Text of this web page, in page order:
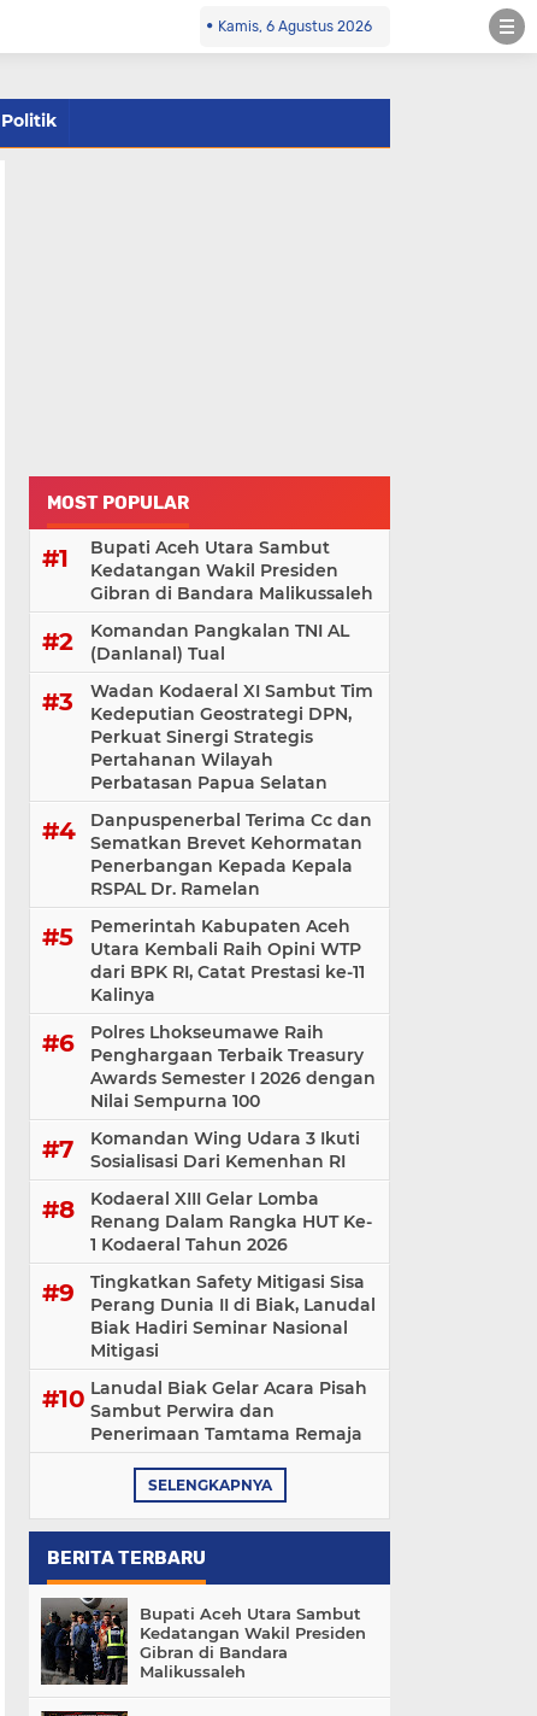
Kamis, 6 Agustus 2026
Politik
MOST POPULAR
Bupati Aceh Utara Sambut
Kedatangan Wakil Presiden
Gibran di Bandara Malikussaleh
Komandan Pangkalan TNI AL
(Danlanal) Tual
Wadan Kodaeral XI Sambut Tim
Kedeputian Geostrategi DPN,
Perkuat Sinergi Strategis
Pertahanan Wilayah
Perbatasan Papua Selatan
Danpuspenerbal Terima Cc dan
Sematkan Brevet Kehormatan
Penerbangan Kepada Kepala
RSPAL Dr. Ramelan
Pemerintah Kabupaten Aceh
Utara Kembali Raih Opini WTP
dari BPK RI, Catat Prestasi ke-11
Kalinya
Polres Lhokseumawe Raih
Penghargaan Terbaik Treasury
Awards Semester I 2026 dengan
Nilai Sempurna 100
Komandan Wing Udara 3 Ikuti
Sosialisasi ‎Dari Kemenhan RI
Kodaeral XIII Gelar Lomba
Renang Dalam Rangka HUT Ke-
1 Kodaeral Tahun 2026
Tingkatkan Safety Mitigasi Sisa
Perang Dunia II di Biak, Lanudal
Biak Hadiri Seminar Nasional
Mitigasi
Lanudal Biak Gelar Acara Pisah
Sambut Perwira dan
Penerimaan Tamtama Remaja
SELENGKAPNYA
BERITA TERBARU
Bupati Aceh Utara Sambut
Kedatangan Wakil Presiden
Gibran di Bandara
Malikussaleh